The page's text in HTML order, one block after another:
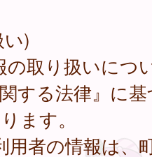
)
取り扱いにつ
する法律』に
ます。
者の情報は、